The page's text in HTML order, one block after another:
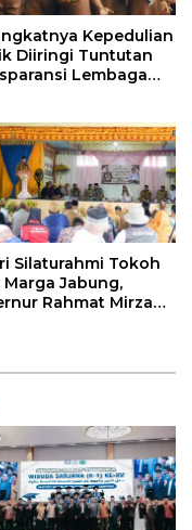
Kepedulian
Diiringi Tuntutan
Lembaga
Silaturahmi Tokoh
Jabung,
Rahmat Mirzani
Budaya dan